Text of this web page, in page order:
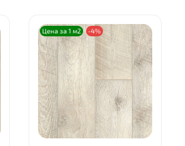
Цена за 1 м2 -4%